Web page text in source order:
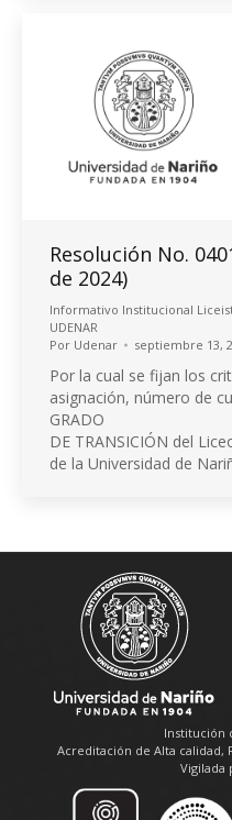
Resolución No.
de 2024)
Informativo Institucional
UDENAR
Por Udenar septiembre 13,
Por la cual se fijan los
asignación, número de
GRADO
DE TRANSICIÓN del
de la Universidad de
Institución
Acreditación de Alta calidad,
Vigilada